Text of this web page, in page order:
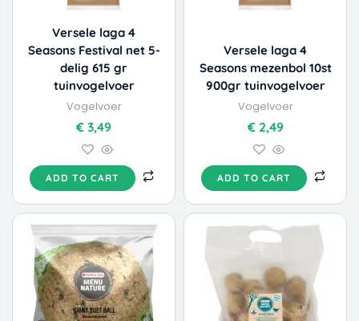
Versele laga 4
Seasons Festival net 5-
delig 615 gr
tuinvogelvoer
Vogelvoer
€ 3,49
ADD TO CART
Versele laga 4
Seasons mezenbol 10st
900gr tuinvogelvoer
Vogelvoer
€2,49
ADD TO CART